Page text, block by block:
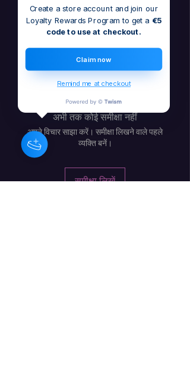
This is the opening track to the
Integrity album
अभी तक कोई समीक्षा नहीं
अपने विचार साझा करें। समीक्षा लिखने वाले पहले
व्यक्ति बनें।
समीक्षा लिखें
Create a store account and join our
Loyalty Rewards Program to get a €5
code to use at checkout.
Claim now
Remind me at checkout